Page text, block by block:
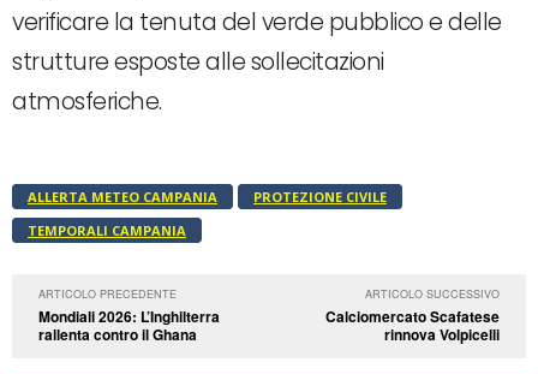
verificare la tenuta del verde pubblico e delle
strutture esposte alle sollecitazioni
atmosferiche.
ALLERTA METEO CAMPANIA
PROTEZIONE CIVILE
TEMPORALI CAMPANIA
ARTICOLO PRECEDENTE
Mondiali 2026: L’Inghilterra
rallenta contro il Ghana
ARTICOLO SUCCESSIVO
Calciomercato Scafatese
rinnova Volpicelli